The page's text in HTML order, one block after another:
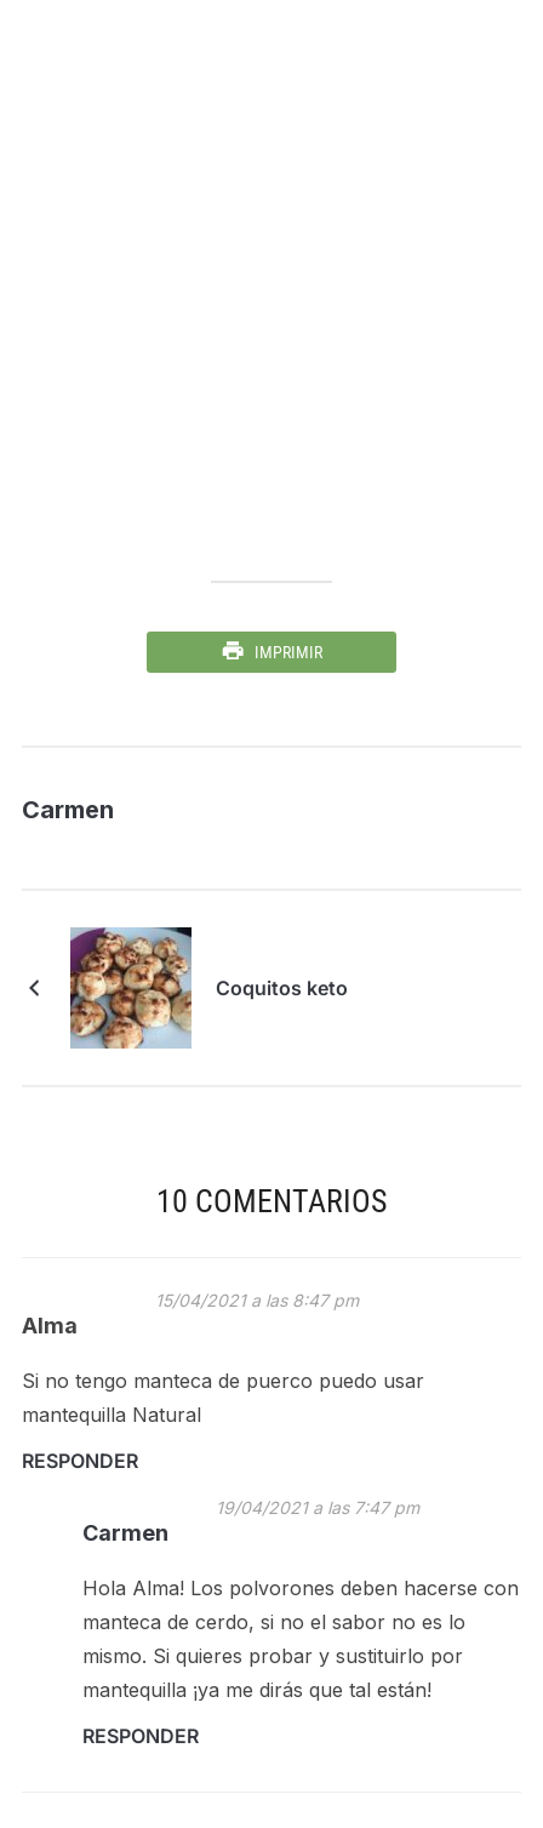
IMPRIMIR
Carmen
Coquitos keto
10 COMENTARIOS
Alma
15/04/2021 a las 8:47 pm
Si no tengo manteca de puerco puedo usar
mantequilla Natural
RESPONDER
Carmen
19/04/2021 a las 7:47 pm
Hola Alma! Los polvorones deben hacerse con
manteca de cerdo, si no el sabor no es lo
mismo. Si quieres probar y sustituirlo por
mantequilla ¡ya me dirás que tal están!
RESPONDER